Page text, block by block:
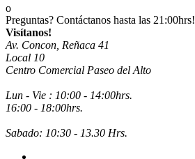
Preguntas? Contáctanos hasta las 21:00hrs!
Visítanos!
Av. Concon, Reñaca 41
Local 10
Centro Comercial Paseo del Alto
Lun - Vie : 10:00 - 14:00hrs.
16:00 - 18:00hrs.
Sabado: 10:30 - 13.30 Hrs.